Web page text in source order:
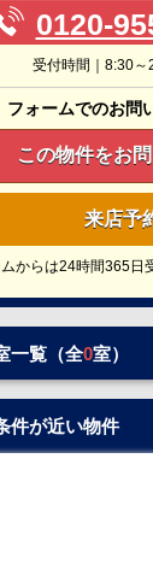
0120-
受付時間｜8:30～
フォームでのお問
この物件をお
来店予
からは24時間365日
一覧（全0室）
件が近い物件